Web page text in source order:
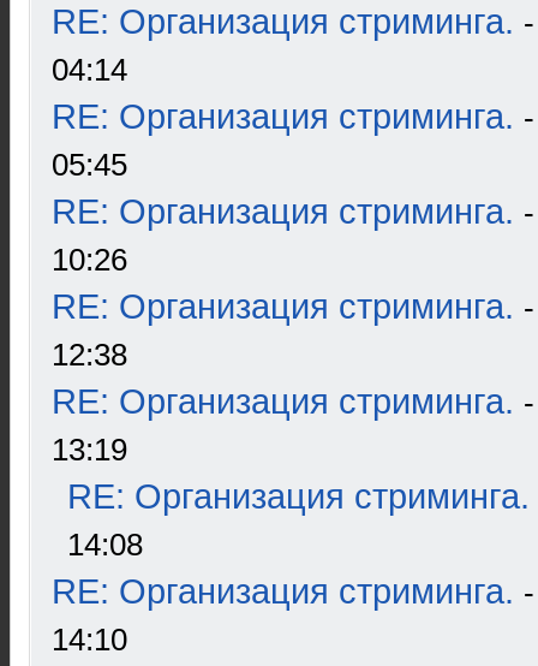
RE: Организация стриминга.
04:14
RE: Организация стриминга.
05:45
RE: Организация стриминга.
10:26
RE: Организация стриминга.
12:38
RE: Организация стриминга.
13:19
RE: Организация стриминга.
14:08
RE: Организация стриминга.
14:10